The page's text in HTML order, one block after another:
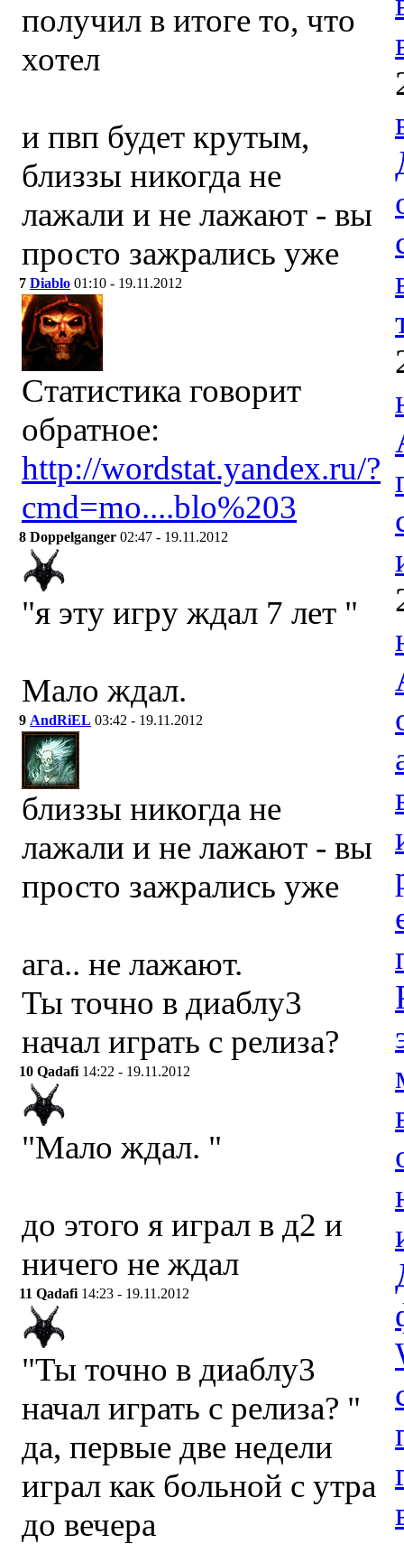
получил в итоге то, что
хотел
и пвп будет крутым,
близзы никогда не
лажали и не лажают - вы
просто зажрались уже
7 Diablo 01:10 - 19.11.2012
Статистика говорит
обратное:
http://wordstat.yandex.ru/?
cmd=mo....blo%203
8 Doppelganger 02:47 - 19.11.2012
"я эту игру ждал 7 лет "
Мало ждал.
9 AndRiEL 03:42 - 19.11.2012
близзы никогда не
лажали и не лажают - вы
просто зажрались уже
ага.. не лажают.
Ты точно в диаблу3
начал играть с релиза?
10 Qadafi 14:22 - 19.11.2012
"Мало ждал. "
до этого я играл в д2 и
ничего не ждал
11 Qadafi 14:23 - 19.11.2012
"Ты точно в диаблу3
начал играть с релиза? "
да, первые две недели
играл как больной с утра
до вечера